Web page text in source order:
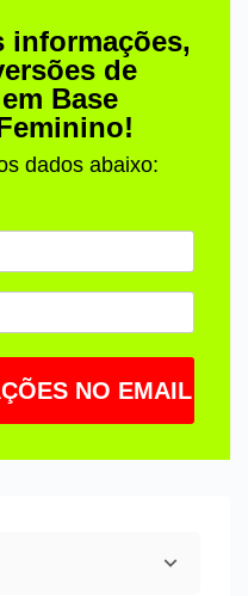
informações,
de
Base
dados abaixo:
NO EMAIL